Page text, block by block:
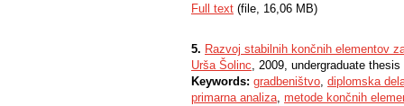
Full text (file, 16,06 MB)
5. Razvoj stabilnih končnih elementov
Urša Šolinc, 2009, undergraduate thesis
Keywords: gradbeništvo, diplomska
primarna analiza, metode končnih